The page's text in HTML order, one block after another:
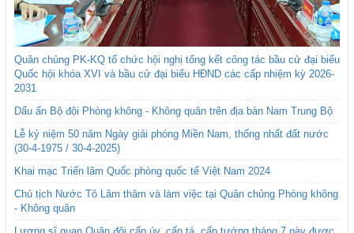
Quân chủng PK-KQ tổ chức hội nghị tổng kết công tác bầu cử đại biểu
Quốc hội khóa XVI và bầu cử đại biểu HĐND các cấp nhiệm kỳ 2026-
2031
Dấu ấn Bộ đội Phòng không - Không quân trên địa bàn Nam Trung Bộ
Lễ kỷ niệm 50 năm Ngày giải phóng Miền Nam, thống nhất đất nước
(30-4-1975 / 30-4-2025)
Khai mạc Triển lãm Quốc phòng quốc tế Việt Nam 2024
Chủ tịch Nước Tô Lâm thăm và làm việc tại Quân chủng Phòng không
- Không quân